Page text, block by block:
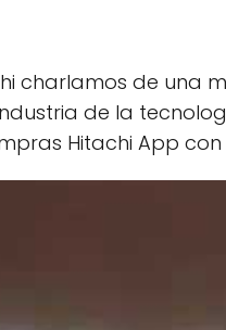
charlamos de una
de la
Hitachi App